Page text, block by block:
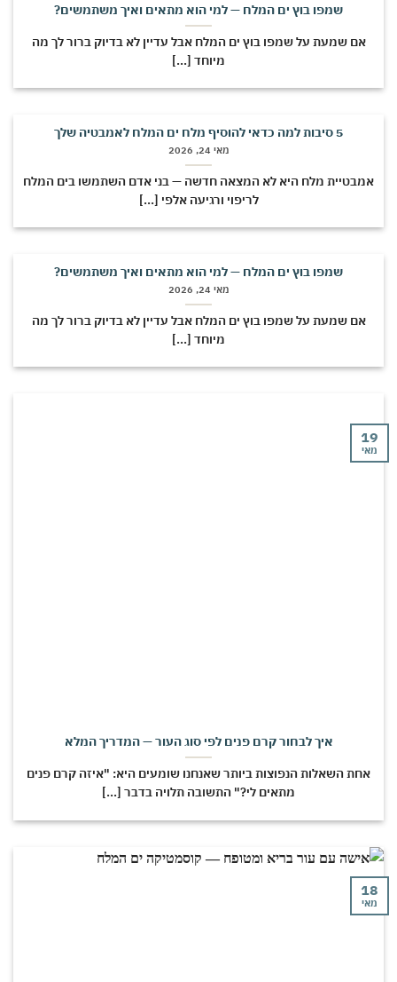
שמפו בוץ ים המלח — למי הוא מתאים ואיך משתמשים?
אם שמעת על שמפו בוץ ים המלח אבל עדיין לא בדיוק ברור לך מה
מיוחד [...]
מלח היא לא המצאה חדשה — בני אדם השתמשו בים המלח
לריפוי ורגיעה אלפי [...]
שמפו בוץ ים המלח — למי הוא מתאים ואיך משתמשים?
אם שמעת על שמפו בוץ ים המלח אבל עדיין לא בדיוק ברור לך מה
מיוחד [...]
איך לבחור קרם פנים לפי סוג העור — המדריך המלא
אחת השאלות הנפוצות ביותר שאנחנו שומעים היא: "איזה קרם פנים
מתאים לי?" התשובה תלויה בדבר [...]